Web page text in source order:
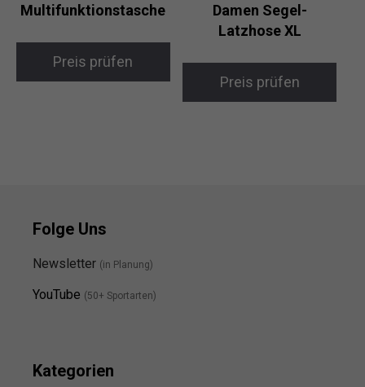
Multifunktionstasche
Preis prüfen
Damen Segel-
Latzhose XL
Preis prüfen
Folge Uns
Newsletter (in Planung)
YouTube (50+ Sportarten)
Kategorien